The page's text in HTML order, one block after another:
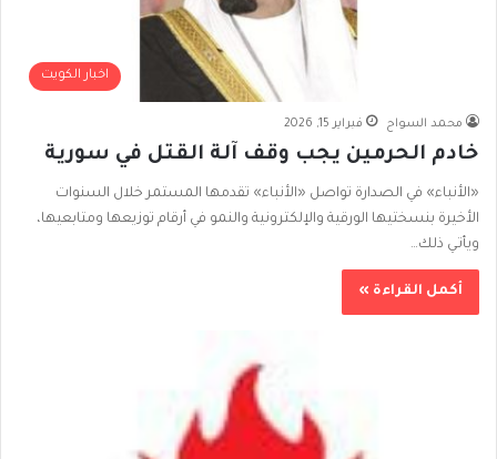
اخبار الكويت
محمد السواح فبراير 15, 2026
خادم الحرمين يجب وقف آلة القتل في سورية
«الأنباء» في الصدارة تواصل «الأنباء» تقدمها المستمر خلال السنوات
الأخيرة بنسختيها الورقية والإلكترونية والنمو في أرقام توزيعها ومتابعيها،
ويأتـي ذلك…
أكمل القراءة »